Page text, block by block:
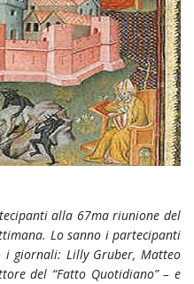
alla 67ma riunione del
Lo sanno i partecipanti
giornali: Lilly Gruber, Matteo
del “Fatto Quotidiano” – e